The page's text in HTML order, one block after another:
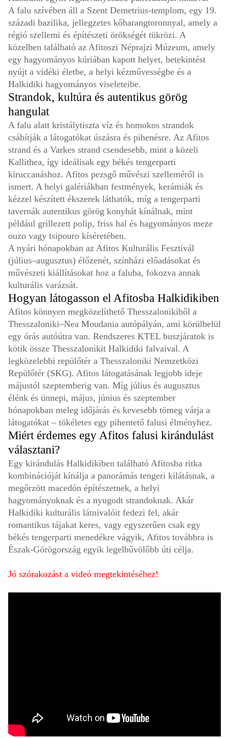
A falu szívében áll a Szent Demetrius-templom, egy 19.
századi bazilika, jellegzetes kőharangtoronnyal, amely a
régió szellemi és építészeti örökségét tükrözi. A
közelben található az Afitoszi Néprajzi Múzeum, amely
egy hagyományos kúriában kapott helyet, betekintést
nyújt a vidéki életbe, a helyi kézművességbe és a
Halkidiki hagyományos viseleteibe.
Strandok, kultúra és autentikus görög
hangulat
A falu alatt kristálytiszta víz és homokos strandok
csábítják a látogatókat úszásra és pihenésre. Az Afitos
strand és a Varkes strand csendesebb, mint a közeli
Kallithea, így ideálisak egy békés tengerparti
kiruccanáshoz. Afitos pezsgő művészi szelleméről is
ismert. A helyi galériákban festmények, kerámiák és
kézzel készített ékszerek láthatók, míg a tengerparti
tavernák autentikus görög konyhát kínálnak, mint
például grillezett polip, friss hal és hagyományos meze
ouzo vagy tsipouro kíséretében.
A nyári hónapokban az Afitos Kulturális Fesztivál
(július–augusztus) élőzenét, színházi előadásokat és
művészeti kiállításokat hoz a faluba, fokozva annak
kulturális varázsát.
Hogyan látogasson el Afitosba Halkidikiben
Afitos könnyen megközelíthető Thesszalonikiből a
Thesszaloniki–Nea Moudania autópályán, ami körülbelül
egy órás autóútra van. Rendszeres KTEL buszjáratok is
kötik össze Thesszalonikit Halkidiki falvaival. A
legközelebbi repülőtér a Thesszaloniki Nemzetközi
Repülőtér (SKG). Afitos látogatásának legjobb ideje
májustól szeptemberig van. Míg július és augusztus
élénk és ünnepi, május, június és szeptember
hónapokban meleg időjárás és kevesebb tömeg várja a
látogatókat – tökéletes egy pihentető falusi élményhez.
Miért érdemes egy Afitos falusi kirándulást
választani?
Egy kirándulás Halkidikiben található Afitosba ritka
kombinációját kínálja a panorámás tengeri kilátásnak, a
megőrzött macedón építészetnek, a helyi
hagyományoknak és a nyugodt strandoknak. Akár
Halkidiki kulturális látnivalóit fedezi fel, akár
romantikus tájakat keres, vagy egyszerűen csak egy
békés tengerparti menedékre vágyik, Afitos továbbra is
Észak-Görögország egyik legelbűvölőbb úti célja.
Jó szórakozást a videó megtekintéséhez!